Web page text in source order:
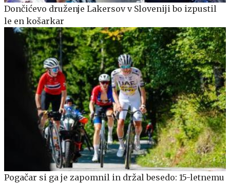
Dončićevo druženje Lakersov v Sloveniji bo izpustil
le en košarkar
Pogačar si ga je zapomnil in držal besedo: 15-letnemu